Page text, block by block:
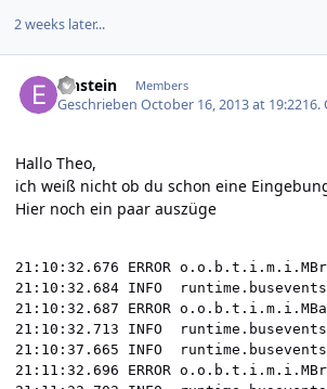
2 weeks later...
Einstein Members
GeschriebenOctober 16, 2013 at 19:2216.
Hallo Theo,
ich weiß nicht ob du schon eine
Hier noch ein paar auszüge
21:10:32.676 ERROR
21:10:32.684 INFO
21:10:32.687 ERROR
21:10:32.713 INFO
21:10:37.665 INFO
21:11:32.696 ERROR